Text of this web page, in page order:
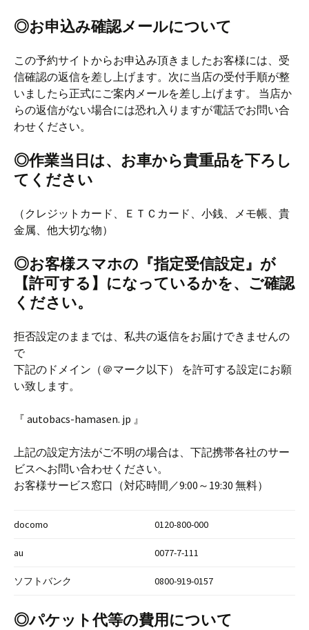
◎お申込み確認メールについて
この予約サイトからお申込み頂きましたお客様には、受
信確認の返信を差し上げます。次に当店の受付手順が整
いましたら正式にご案内メールを差し上げます。 当店か
らの返信がない場合には恐れ入りますが電話でお問い合
わせください。
◎作業当日は、お車から貴重品を下ろし
てください
（クレジットカード、ＥＴＣカード、小銭、メモ帳、貴
金属、他大切な物）
◎お客様スマホの『指定受信設定』が
【許可する】になっているかを、ご確認
ください。
拒否設定のままでは、私共の返信をお届けできませんの
で
下記のドメイン（＠マーク以下） を許可する設定にお願
い致します。
『 autobacs-hamasen. jp 』
上記の設定方法がご不明の場合は、下記携帯各社のサー
ビスへお問い合わせください。
お客様サービス窓口（対応時間／9:00～19:30 無料）
docomo 0120-800-000
au 0077-7-111
ソフトバンク 0800-919-0157
◎パケット代等の費用について